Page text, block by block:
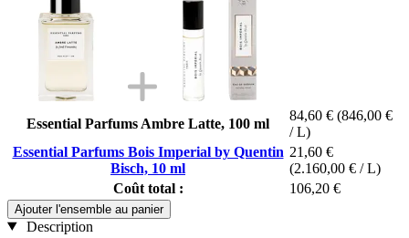
Essential Parfums Ambre Latte, 100 ml
84,60 € (846,00 €
/ L)
Essential Parfums Bois Imperial by Quentin
Bisch, 10 ml
21,60 €
(2.160,00 € / L)
Coût total :
106,20 €
Ajouter l'ensemble au panier
Description